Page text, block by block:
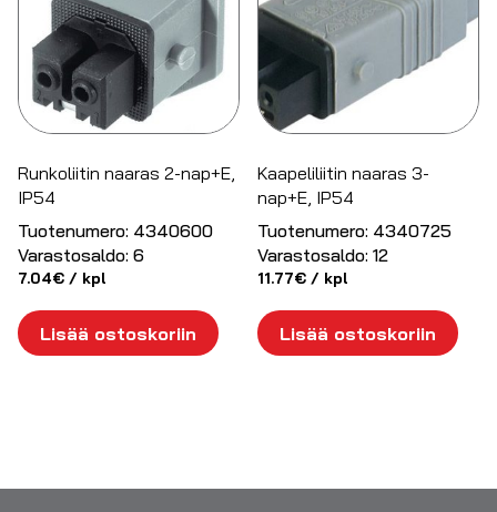
Runkoliitin naaras 2-nap+E,
IP54
Tuotenumero: 4340600
Varastosaldo: 6
7.04€ / kpl
Lisää ostoskoriin
Kaapeliliitin naaras 3-
nap+E, IP54
Tuotenumero: 4340725
Varastosaldo: 12
11.77€ / kpl
Lisää ostoskoriin